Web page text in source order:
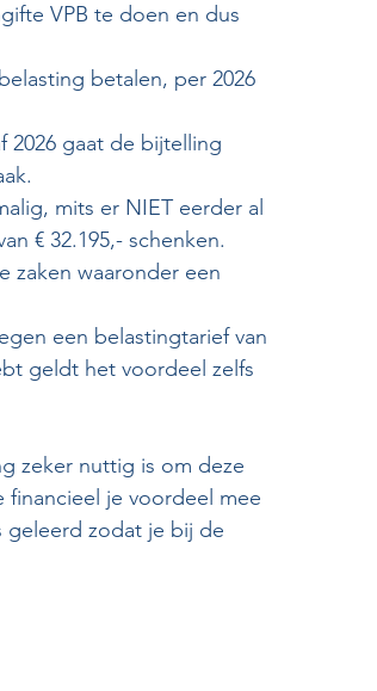
VPB te doen en dus
betalen, per 2026
2026 gaat de bijtelling
mits er NIET eerder al
€ 32.195,- schenken.
zaken waaronder een
een belastingtarief van
geldt het voordeel zelfs
zeker nuttig is om deze
financieel je voordeel mee
geleerd zodat je bij de